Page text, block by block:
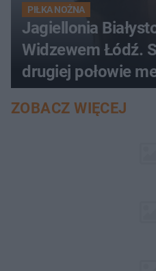
PIŁKA NOŻNA
Jagiellonia
Widzewem Łódź.
drugiej połowie
ZOBACZ WIĘCEJ